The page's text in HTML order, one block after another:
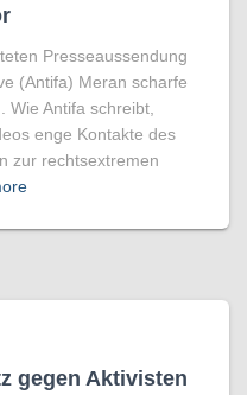
Presseaussendung
(Antifa) Meran scharfe
Wie Antifa schreibt,
enge Kontakte des
zur rechtsextremen
gegen Aktivisten